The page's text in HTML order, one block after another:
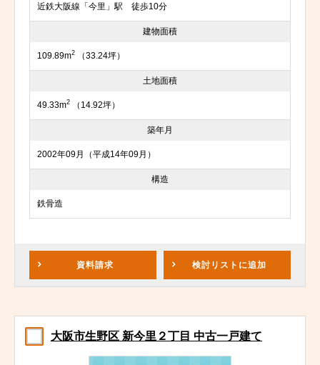
近鉄大阪線「今里」駅 徒歩10分
建物面積
109.89m2 （33.24坪）
土地面積
49.33m2 （14.92坪）
築年月
2002年09月（平成14年09月）
構造
鉄骨造
資料請求 検討リスト に追加
大阪市生野区 新今里２丁目 中古一戸建て